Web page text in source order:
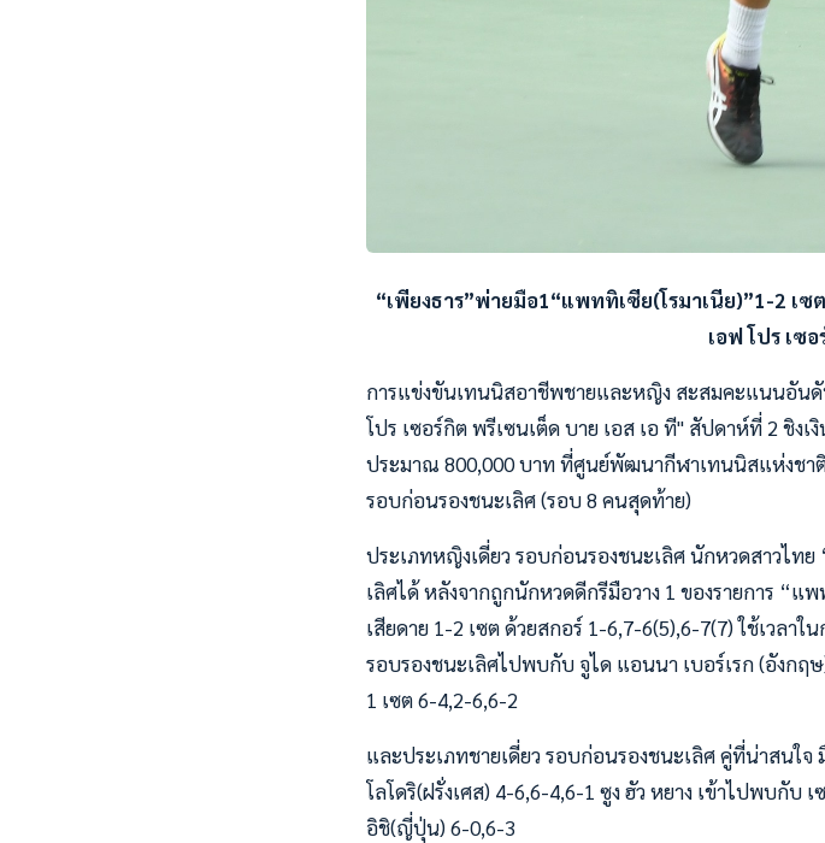
“เพียงธาร”พ่ายมือ1“แพททิเซีย(โรมาเนีย)”1-2 เ
เอฟ โปร เซ
การแข่งขันเทนนิสอาชีพชายและหญิง สะสมคะแนนอันดั
โปร เซอร์กิต พรีเซนเต็ด บาย เอส เอ ที" สัปดาห์ที่ 2 ชิงเ
ประมาณ 800,000 บาท ที่ศูนย์พัฒนากีฬาเทนนิสแห่งชา
รอบก่อนรองชนะเลิศ (รอบ 8 คนสุดท้าย)
ประเภทหญิงเดี่ยว รอบก่อนรองชนะเลิศ นักหวดสาวไทย
เลิศได้ หลังจากถูกนักหวดดีกรีมือวาง 1 ของรายการ “แ
เสียดาย 1-2 เซต ด้วยสกอร์ 1-6,7-6(5),6-7(7) ใช้เวลา
รอบรองชนะเลิศไปพบกับ จูได แอนนา เบอร์เรก (อังกฤ
1 เซต 6-4,2-6,6-2
และประเภทชายเดี่ยว รอบก่อนรองชนะเลิศ คู่ที่น่าสนใจ
โลโดริ(ฝรั่งเศส) 4-6,6-4,6-1 ซูง ฮัว หยาง เข้าไปพบกับ
อิชิ(ญี่ปุ่น) 6-0,6-3